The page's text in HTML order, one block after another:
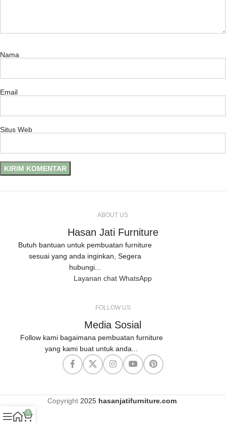
Nama
Email
Situs Web
ABOUT US
Hasan Jati Furniture
Butuh bantuan untuk pembuatan furniture
sesuai yang anda inginkan, Segera
hubungi...
Layanan chat WhatsApp
FOLLOW US
Media Sosial
Follow kami bagaimana pembuatan furniture
yang kami buat untuk anda...
Copyright 2025 hasanjatifurniture.com
0